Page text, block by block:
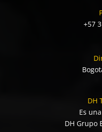
+57
DH
Es
DH Grupo